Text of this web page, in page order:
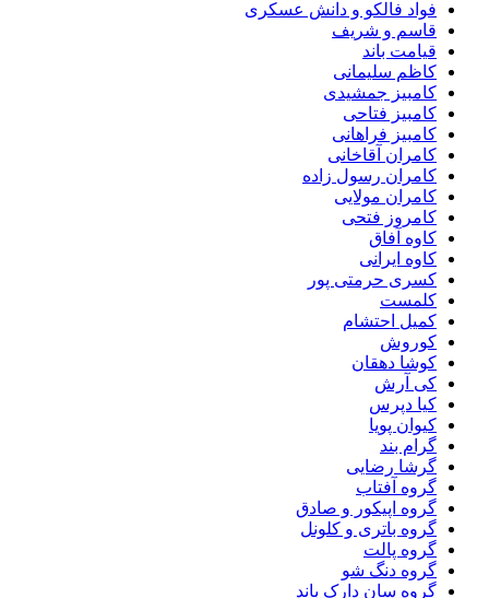
فواد فالکو و دانش عسکری
قاسم و شریف
قیامت باند
کاظم سلیمانی
کامبیز جمشیدی
کامبیز فتاحی
کامبیز فراهانی
کامران آقاخانی
کامران رسول زاده
کامران مولایی
کامروز فتحی
کاوه آفاق
کاوه ایرانی
کسری حرمتی پور
کلمست
کمیل احتشام
کوروش
کوشا دهقان
کی آرش
کیا دپرس
کیوان پویا
گرام بند
گرشا رضایی
گروه آفتاب
گروه اپیکور و صادق
گروه باتری و کلونل
گروه پالت
گروه دنگ شو
گروه سان دارک باند